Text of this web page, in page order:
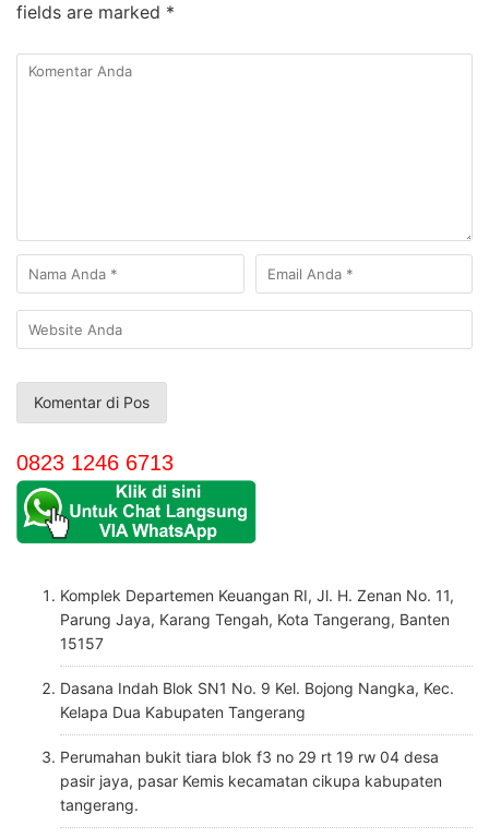
fields are marked *
0823 1246 6713
Komplek Departemen Keuangan RI, Jl. H. Zenan No. 11,
Parung Jaya, Karang Tengah, Kota Tangerang, Banten
15157
Dasana Indah Blok SN1 No. 9 Kel. Bojong Nangka, Kec.
Kelapa Dua Kabupaten Tangerang
Perumahan bukit tiara blok f3 no 29 rt 19 rw 04 desa
pasir jaya, pasar Kemis kecamatan cikupa kabupaten
tangerang.